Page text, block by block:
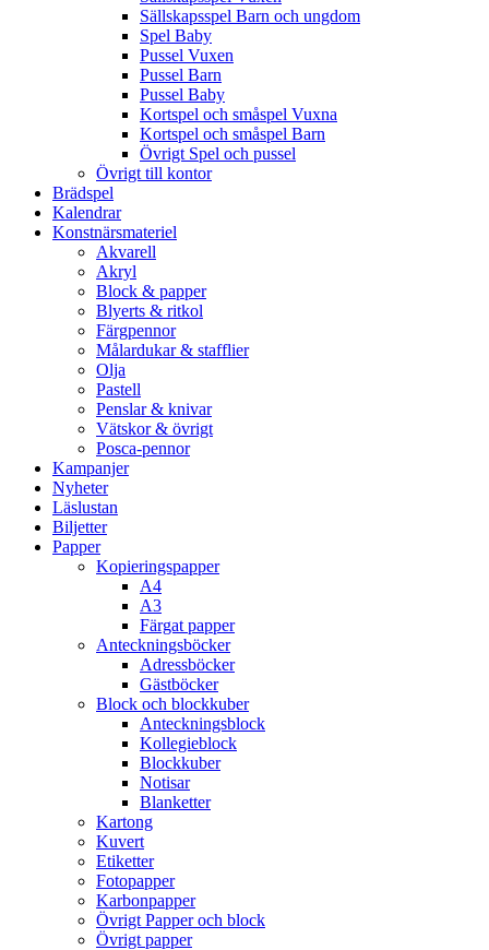
Sällskapsspel Barn och ungdom
Spel Baby
Pussel Vuxen
Pussel Barn
Pussel Baby
Kortspel och småspel Vuxna
Kortspel och småspel Barn
Övrigt Spel och pussel
Övrigt till kontor
Brädspel
Kalendrar
Konstnärsmateriel
Akvarell
Akryl
Block & papper
Blyerts & ritkol
Färgpennor
Målardukar & stafflier
Olja
Pastell
Penslar & knivar
Vätskor & övrigt
Posca-pennor
Kampanjer
Nyheter
Läslustan
Biljetter
Papper
Kopieringspapper
A4
A3
Färgat papper
Anteckningsböcker
Adressböcker
Gästböcker
Block och blockkuber
Anteckningsblock
Kollegieblock
Blockkuber
Notisar
Blanketter
Kartong
Kuvert
Etiketter
Fotopapper
Karbonpapper
Övrigt Papper och block
Övrigt papper